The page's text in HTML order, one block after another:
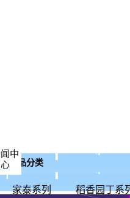
中
心
行业新闻
技术知识
产品分类
家泰系列 稻香园丁系